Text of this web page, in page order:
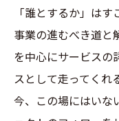
「誰とするか」は
事業の進むべき道と
を中心にサービスの
スとして走ってくれ
今、この場にはいな